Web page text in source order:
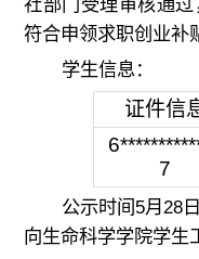
社部门受理审核通
符合申领求职创业补
学生信息：
证件信
7
公示时间5月28
向生命科学学院学生